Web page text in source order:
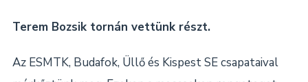
Terem Bozsik tornán vettünk részt.
Az ESMTK, Budafok, Üllő és Kispest SE csapataival